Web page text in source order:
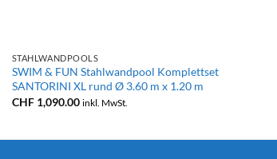
STAHLWANDPOOLS
SWIM & FUN Stahlwandpool Komplettset
SANTORINI XL rund Ø 3.60 m x 1.20 m
CHF1,090.00 inkl. MwSt.